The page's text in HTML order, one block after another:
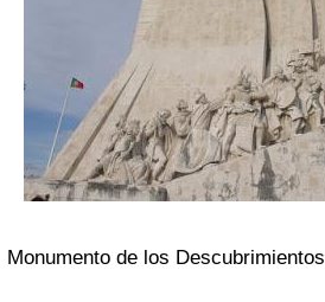
Monumento de los Descubrimientos